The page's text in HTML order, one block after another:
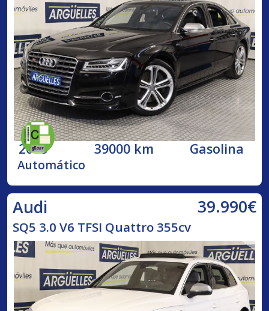
2015 39000 km Gasolina
Automático
Audi 39.990€
SQ5 3.0 V6 TFSI Quattro 355cv